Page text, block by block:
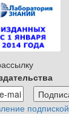
подпиской